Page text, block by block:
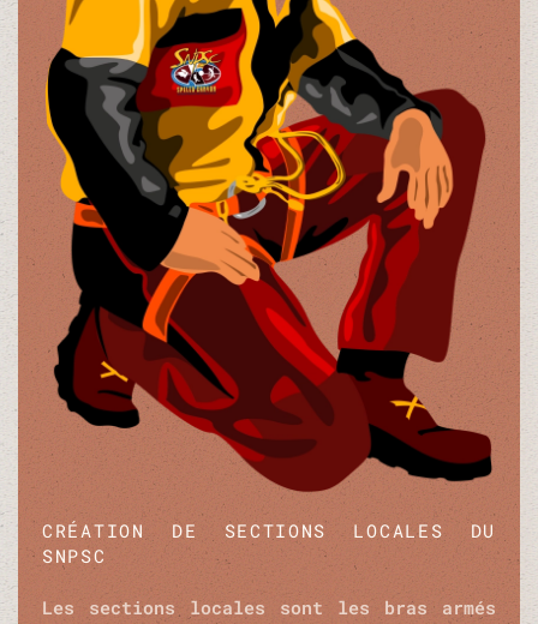
CRÉATION DE SECTIONS LOCALES DU
SNPSC
Les sections locales sont les bras armés